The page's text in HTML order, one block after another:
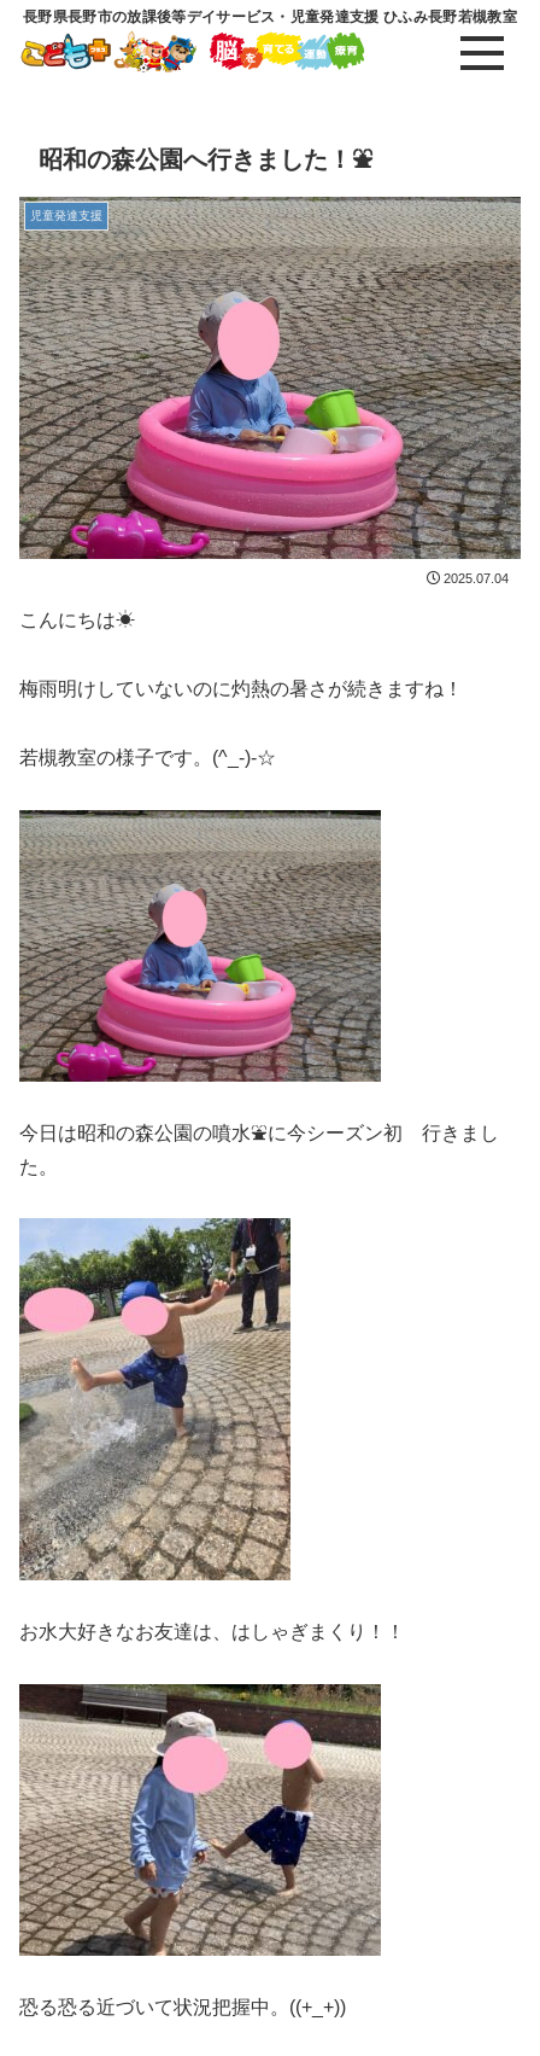
長野県長野市の放課後等デイサービス・児童発達支援 ひふみ長野若槻教室
昭和の森公園へ行きました！⛲
児童発達支援
2025.07.04
こんにちは☀
梅雨明けしていないのに灼熱の暑さが続きますね！
若槻教室の様子です。(^_-)-☆
今日は昭和の森公園の噴水⛲に今シーズン初 行きまし
た。
お水大好きなお友達は、はしゃぎまくり！！
恐る恐る近づいて状況把握中。((+_+))